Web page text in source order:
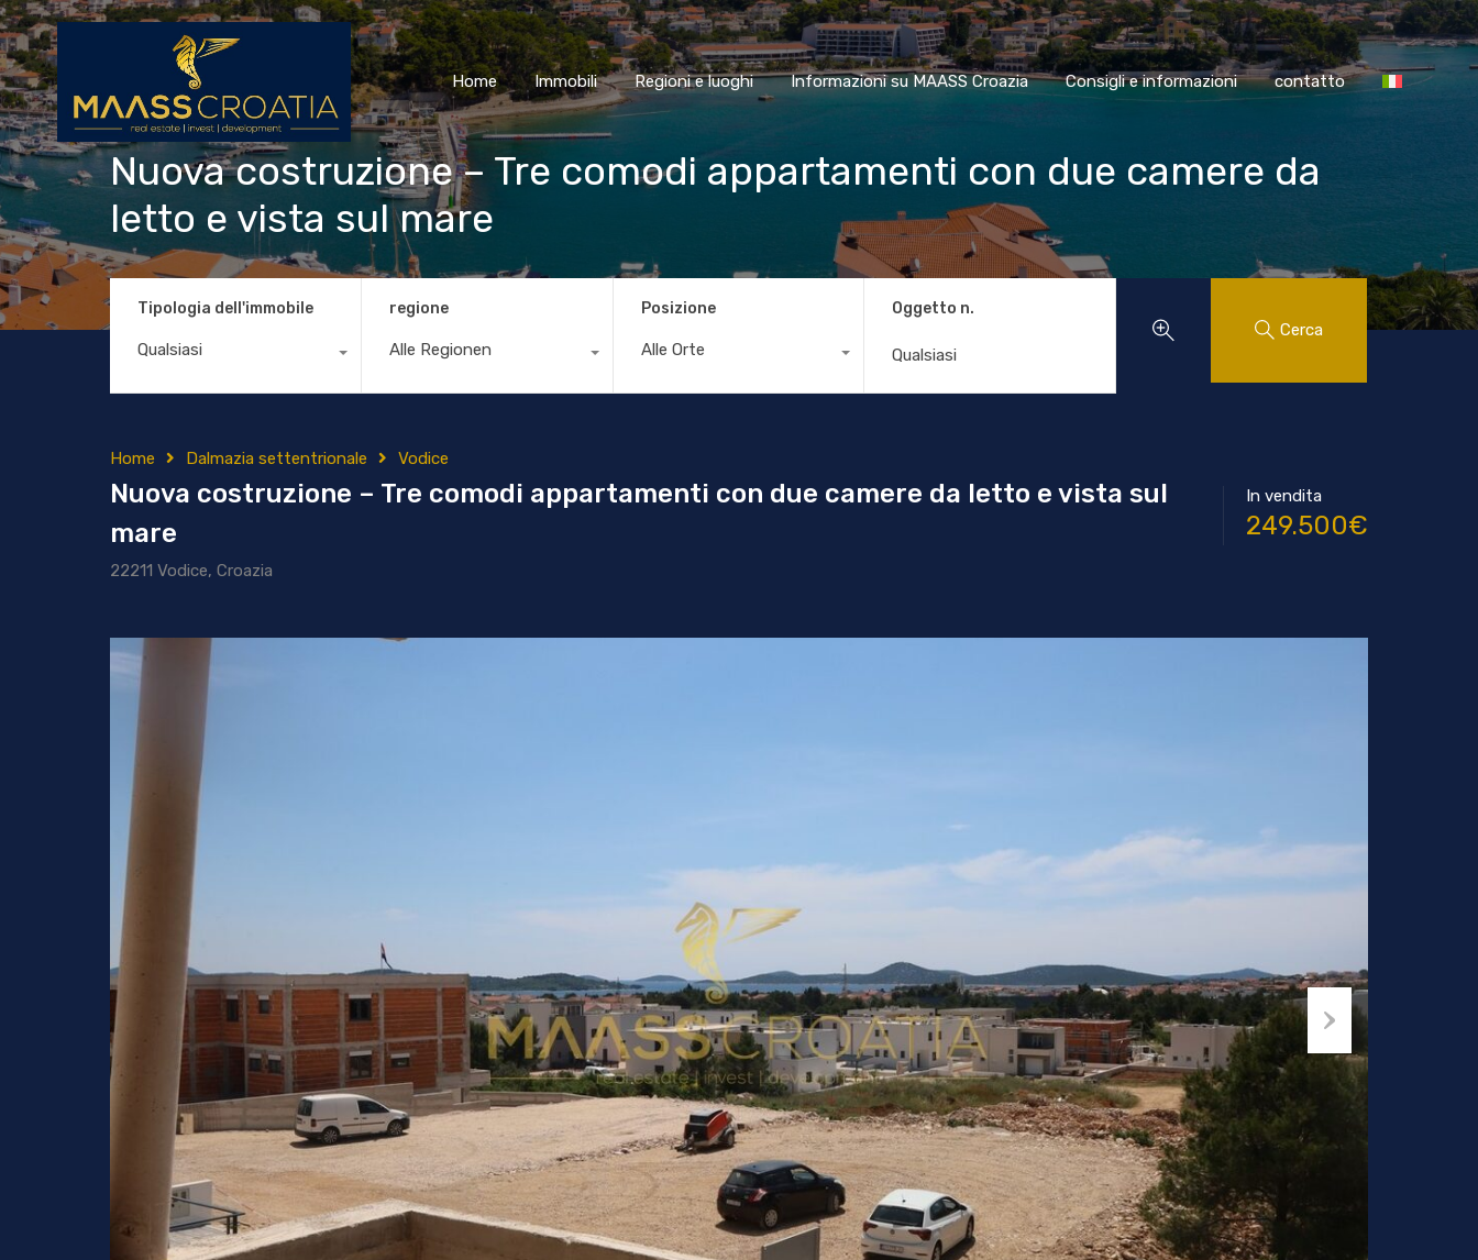
Home Immobili Regioni e luoghi Informazioni su MAASS Croazia Consigli e informazioni contatto
Home Immobili Regioni e luoghi Informazioni su MAASS Croazia Consigli e informazioni contatto
Nuova costruzione – Tre comodi appartamenti con due camere da
letto e vista sul mare
Tipologia dell'immobile
Qualsiasi
regione
Alle Regionen
Posizione
Alle Orte
Oggetto n.
Cerca
Home Dalmazia settentrionale Vodice
Nuova costruzione – Tre comodi appartamenti con due camere da letto e vista sul
mare
22211 Vodice, Croazia
In vendita
249.500€